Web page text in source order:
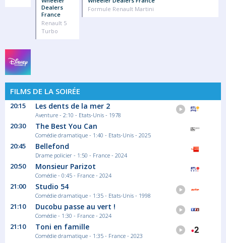
Dealers
France
Renault 5
Turbo
Formule Renault Martini
FILMS DE LA SOIRÉE
20:15 Les dents de la mer 2
Aventure - 2:10 - Etats-Unis - 1978
20:30 The Best You Can
Comédie dramatique - 1:40 - Etats-Unis - 2025
20:45 Bellefond
Drame policier - 1:50 - France - 2024
20:50 Monsieur Parizot
Comédie - 0:45 - France - 2024
21:00 Studio 54
Comédie dramatique - 1:35 - Etats-Unis - 1998
21:10 Ducobu passe au vert !
Comédie - 1:30 - France - 2024
21:10 Toni en famille
Comédie dramatique - 1:35 - France - 2023